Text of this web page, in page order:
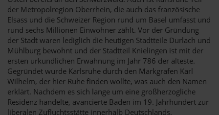
der Metropolregion Oberrhein, die auch das französische
Elsass und die Schweizer Region rund um Basel umfasst und
rund sechs Millionen Einwohner zählt. Vor der Gründung
der Stadt waren lediglich die heutigen Stadtteile Durlach und
Mühlburg bewohnt und der Stadtteil Knielingen ist mit der
ersten urkundlichen Erwähnung im Jahr 786 der älteste.
Gegründet wurde Karlsruhe durch den Markgrafen Karl
Wilhelm, der hier Ruhe finden wollte, was auch den Namen
erklärt. Nachdem es sich lange um eine großherzogliche
Residenz handelte, avancierte Baden im 19. Jahrhundert zur
liberalen Zufluchtsstätte innerhalb Deutschlands.